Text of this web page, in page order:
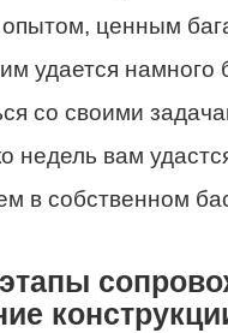
ценным
удается намного
со своими
недель вам
в собственном